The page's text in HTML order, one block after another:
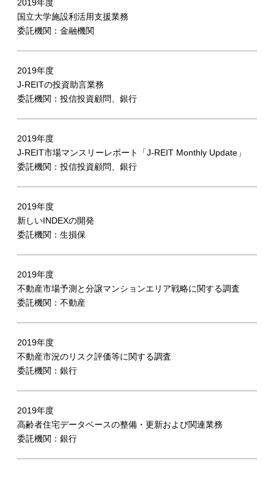
2019年度
国立大学施設利活用支援業務
委託機関：金融機関
2019年度
J-REITの投資助言業務
委託機関：投信投資顧問、銀行
2019年度
J-REIT市場マンスリーレポート「J-REIT Monthly Update」
委託機関：投信投資顧問、銀行
2019年度
新しいINDEXの開発
委託機関：生損保
2019年度
不動産市場予測と分譲マンションエリア戦略に関する調査
委託機関：不動産
2019年度
不動産市況のリスク評価等に関する調査
委託機関：銀行
2019年度
高齢者住宅データベースの整備・更新および関連業務
委託機関：銀行